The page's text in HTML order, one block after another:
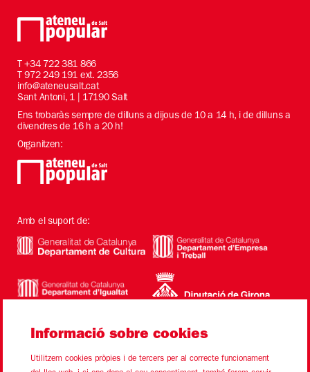
T+34 722 381 866
T 972 249 191 ext. 2356
info@ateneusalt.cat
Sant Antoni, 1 | 17190 Salt
Ens trobaràs sempre de dilluns a dijous de 10 a 14 h, i de dilluns a
divendres de 16 h a 20 h!
Organitzen:
Amb el suport de:
Informació sobre cookies
Utilitzem cookies pròpies i de tercers per al correcte funcionament